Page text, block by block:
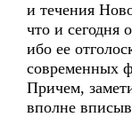
и течения
что и сегодня
ибо ее
современных
Причем,
вполне